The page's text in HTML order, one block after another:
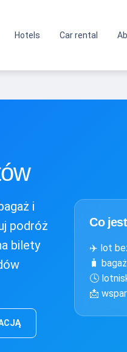
Hotels Car rental
i
podróż
bilety
Co
✈️ lot
🧳
🕓
📩